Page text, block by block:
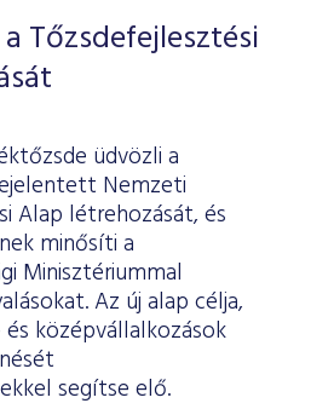
Tőzsdefejlesztési
üdvözli a
Nemzeti
Alap létrehozását, és
minősíti a
Minisztériummal
Az új alap célja,
és középvállalkozások
segítse elő.